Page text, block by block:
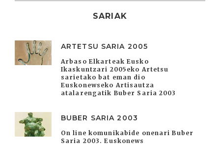
SARIAK
ARTETSU SARIA 2005
Arbaso Elkarteak Eusko
Ikaskuntzari 2005eko Artetsu
sarietako bat eman dio
Euskonewseko Artisautza
atalarengatik Buber Saria 2003
BUBER SARIA 2003
On line komunikabide onenari Buber
Saria 2003. Euskonews